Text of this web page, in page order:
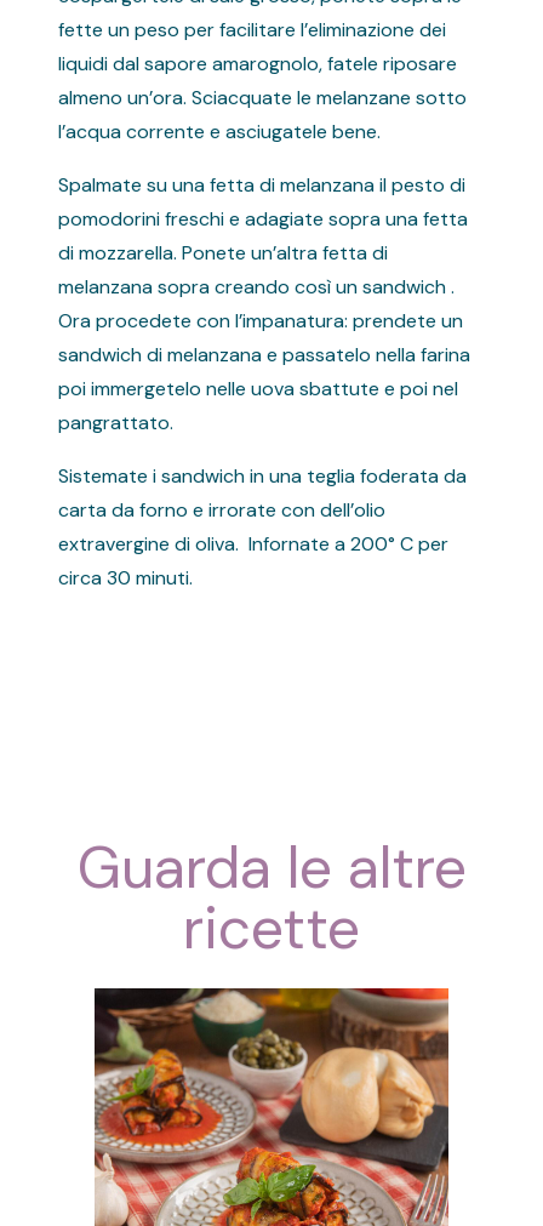
fette un peso per facilitare l’eliminazione dei
liquidi dal sapore amarognolo, fatele riposare
almeno un’ora. Sciacquate le melanzane sotto
l’acqua corrente e asciugatele bene.
Spalmate su una fetta di melanzana il pesto di
pomodorini freschi e adagiate sopra una fetta
di mozzarella. Ponete un’altra fetta di
melanzana sopra creando così un sandwich .
Ora procedete con l’impanatura: prendete un
sandwich di melanzana e passatelo nella farina
poi immergetelo nelle uova sbattute e poi nel
pangrattato.
Sistemate i sandwich in una teglia foderata da
carta da forno e irrorate con dell’olio
extravergine di oliva. Infornate a 200° C per
circa 30 minuti.
Guarda le altre
ricette